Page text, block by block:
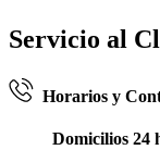
Servicio al
Horarios y
Domicilios 24